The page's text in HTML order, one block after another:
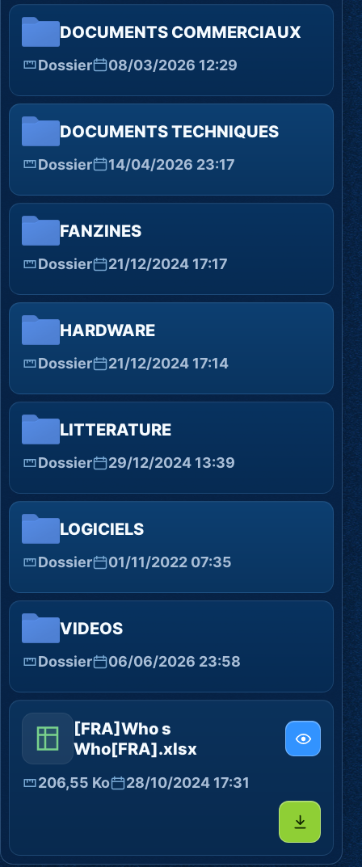
DOCUMENTS COMMERCIAUX
Dossier 08/03/2026 12:29
DOCUMENTS TECHNIQUES
Dossier 14/04/2026 23:17
FANZINES
Dossier 21/12/2024 17:17
HARDWARE
Dossier 21/12/2024 17:14
LITTERATURE
Dossier 29/12/2024 13:39
LOGICIELS
Dossier 01/11/2022 07:35
VIDEOS
Dossier 06/06/2026 23:58
[FRA]Who s
Who[FRA].xlsx
206,55 Ko 28/10/2024 17:31